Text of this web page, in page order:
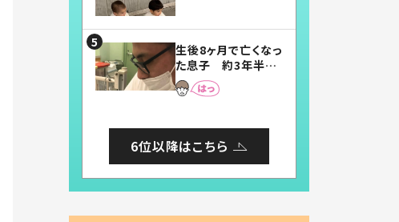
まらない」「幸せにな
れる」
生後8ヶ月で亡くなっ
た息子 約3年半
後、当時の妻の日記
に書いてあった本音
6位以降はこちら